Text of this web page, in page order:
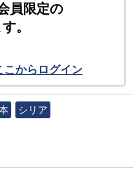
員限定の
。
こからログイン
シリア